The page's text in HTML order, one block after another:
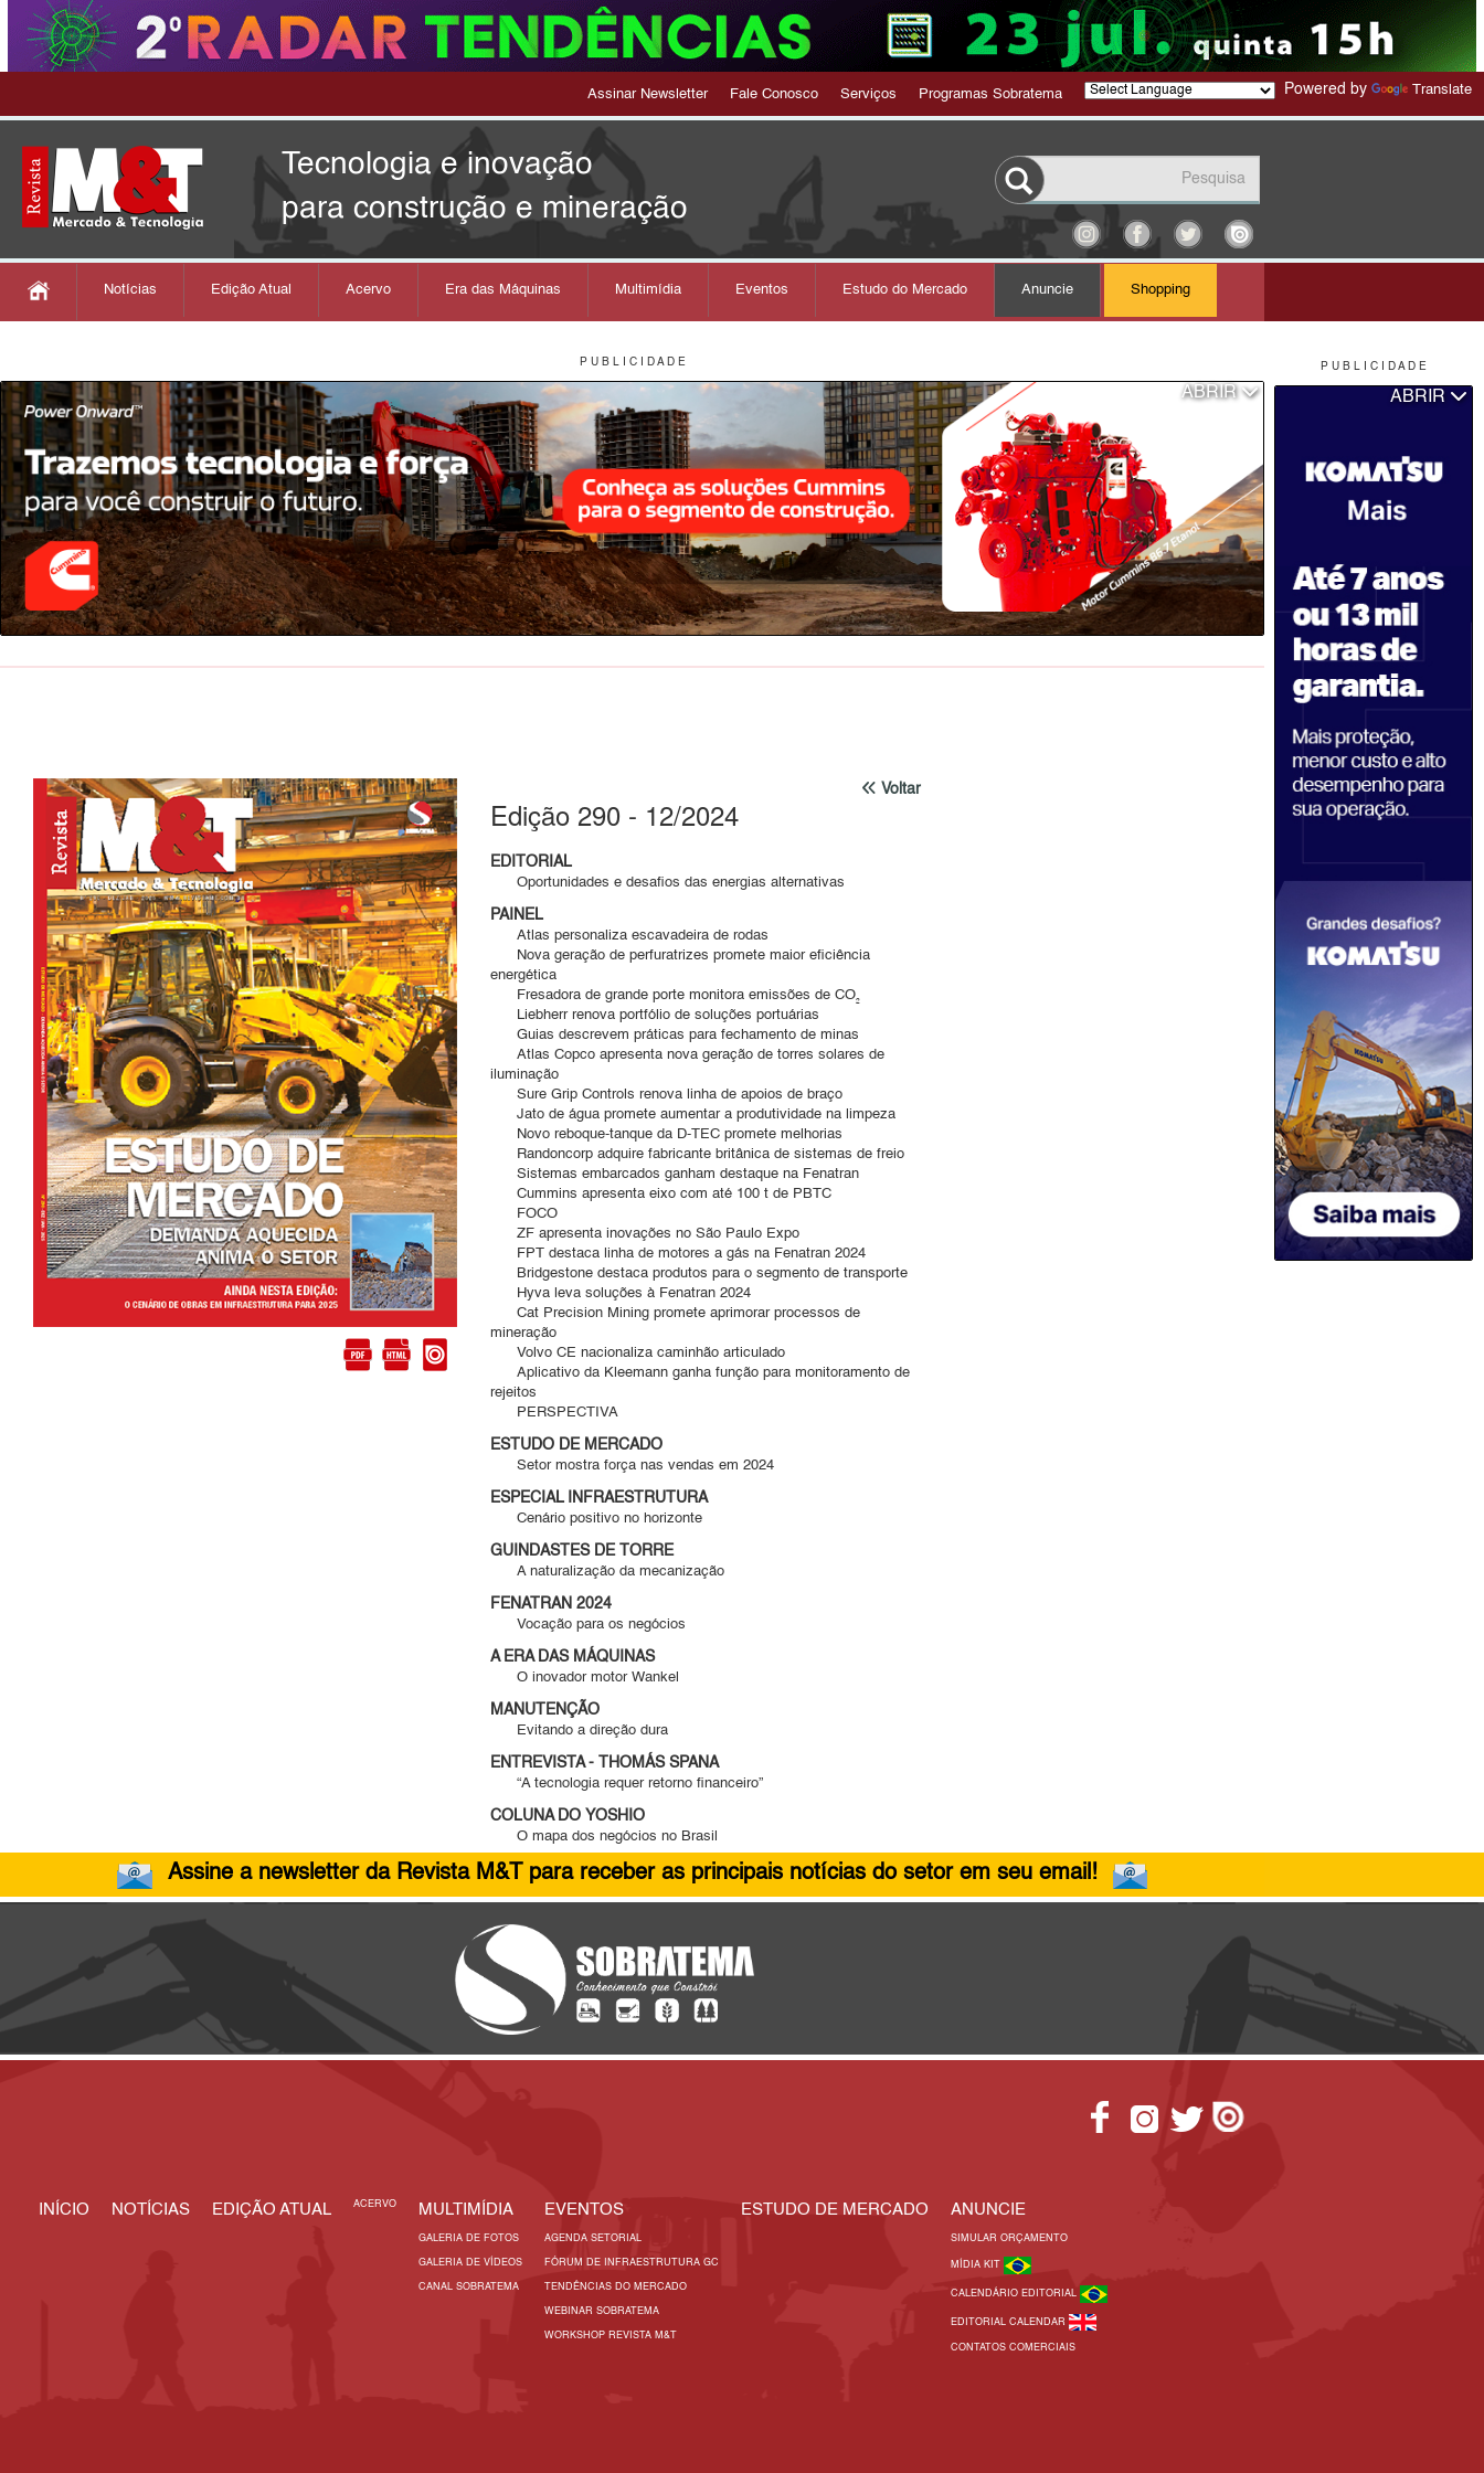
P U B L I C I D A D E
ABRIR
Assinar Newsletter Fale Conosco Serviços Programas Sobratema Powered by Translate
Tecnologia e inovação
para construção e mineração
Notícias Edição Atual Acervo Era das Máquinas Multimídia Eventos Estudo do Mercado Anuncie Shopping
P U B L I C I D A D E
ABRIR
Voltar
Edição 290 - 12/2024
EDITORIAL
Oportunidades e desafios das energias alternativas
PAINEL
Atlas personaliza escavadeira de rodas
Nova geração de perfuratrizes promete maior eficiência
energética
Fresadora de grande porte monitora emissões de CO₂
Liebherr renova portfólio de soluções portuárias
Guias descrevem práticas para fechamento de minas
Atlas Copco apresenta nova geração de torres solares de
iluminação
Sure Grip Controls renova linha de apoios de braço
Jato de água promete aumentar a produtividade na limpeza
Novo reboque-tanque da D-TEC promete melhorias
Randoncorp adquire fabricante britânica de sistemas de freio
Sistemas embarcados ganham destaque na Fenatran
Cummins apresenta eixo com até 100 t de PBTC
FOCO
ZF apresenta inovações no São Paulo Expo
FPT destaca linha de motores a gás na Fenatran 2024
Bridgestone destaca produtos para o segmento de transporte
Hyva leva soluções à Fenatran 2024
Cat Precision Mining promete aprimorar processos de
mineração
Volvo CE nacionaliza caminhão articulado
Aplicativo da Kleemann ganha função para monitoramento de
rejeitos
PERSPECTIVA
ESTUDO DE MERCADO
Setor mostra força nas vendas em 2024
ESPECIAL INFRAESTRUTURA
Cenário positivo no horizonte
GUINDASTES DE TORRE
A naturalização da mecanização
FENATRAN 2024
Vocação para os negócios
A ERA DAS MÁQUINAS
O inovador motor Wankel
MANUTENÇÃO
Evitando a direção dura
ENTREVISTA - THOMÁS SPANA
“A tecnologia requer retorno financeiro”
COLUNA DO YOSHIO
O mapa dos negócios no Brasil
Assine a newsletter da Revista M&T para receber as principais notícias do setor em seu email!
INÍCIO NOTÍCIAS EDIÇÃO ATUAL ACERVO MULTIMÍDIA
GALERIA DE FOTOS
GALERIA DE VÍDEOS
CANAL SOBRATEMA
EVENTOS
AGENDA SETORIAL
FÓRUM DE INFRAESTRUTURA GC
TENDÊNCIAS DO MERCADO
WEBINAR SOBRATEMA
WORKSHOP REVISTA M&T
ESTUDO DE MERCADO ANUNCIE
SIMULAR ORÇAMENTO
MÍDIA KIT
CALENDÁRIO EDITORIAL
EDITORIAL CALENDAR
CONTATOS COMERCIAIS